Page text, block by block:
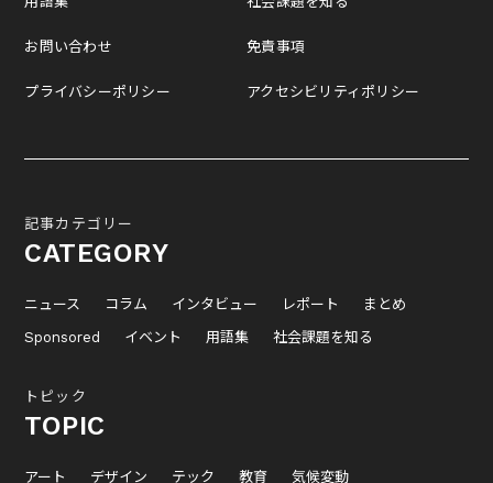
お問い合わせ
プライバシーポリシー
免責事項
アクセシビリティポリシー
記事カテゴリー
CATEGORY
ニュース コラム インタビュー レポート
まとめ
Sponsored
イベント 用語集 社会課題を知る
トピック
TOPIC
アート デザイン テック 教育 気候変動